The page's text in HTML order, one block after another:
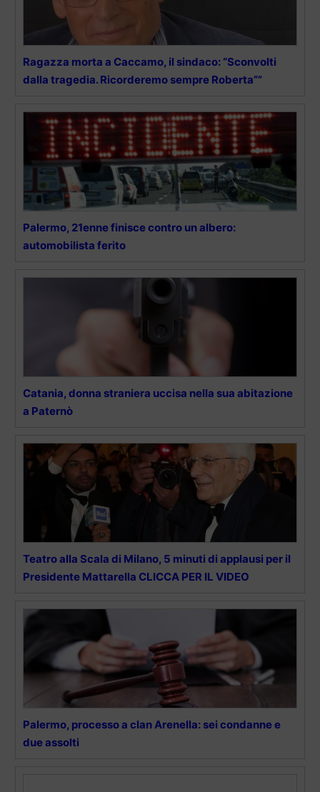
Ragazza morta a Caccamo, il sindaco: “Sconvolti
dalla tragedia. Ricorderemo sempre Roberta””
Palermo, 21enne finisce contro un albero:
automobilista ferito
Catania, donna straniera uccisa nella sua abitazione
a Paternò
Teatro alla Scala di Milano, 5 minuti di applausi per il
Presidente Mattarella CLICCA PER IL VIDEO
Palermo, processo a clan Arenella: sei condanne e
due assolti